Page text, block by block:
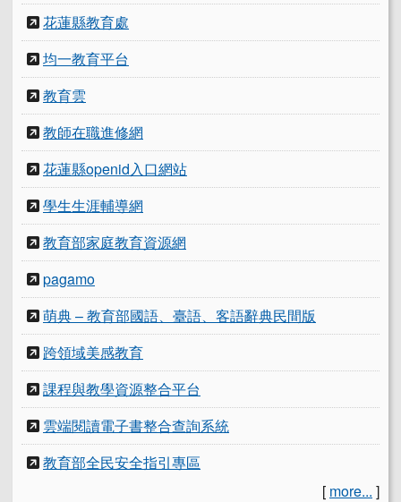
花蓮縣教育處
均一教育平台
教育雲
教師在職進修網
花蓮縣openid入口網站
學生生涯輔導網
教育部家庭教育資源網
pagamo
萌典 – 教育部國語、臺語、客語辭典民間版
跨領域美感教育
課程與教學資源整合平台
雲端閱讀電子書整合查詢系統
教育部全民安全指引專區
[ more... ]